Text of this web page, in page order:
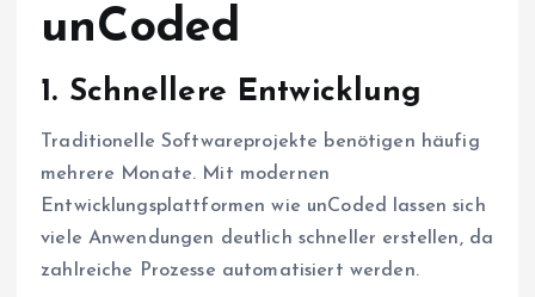
unCoded
1. Schnellere Entwicklung
Traditionelle Softwareprojekte benötigen häufig
mehrere Monate. Mit modernen
Entwicklungsplattformen wie unCoded lassen sich
viele Anwendungen deutlich schneller erstellen, da
zahlreiche Prozesse automatisiert werden.